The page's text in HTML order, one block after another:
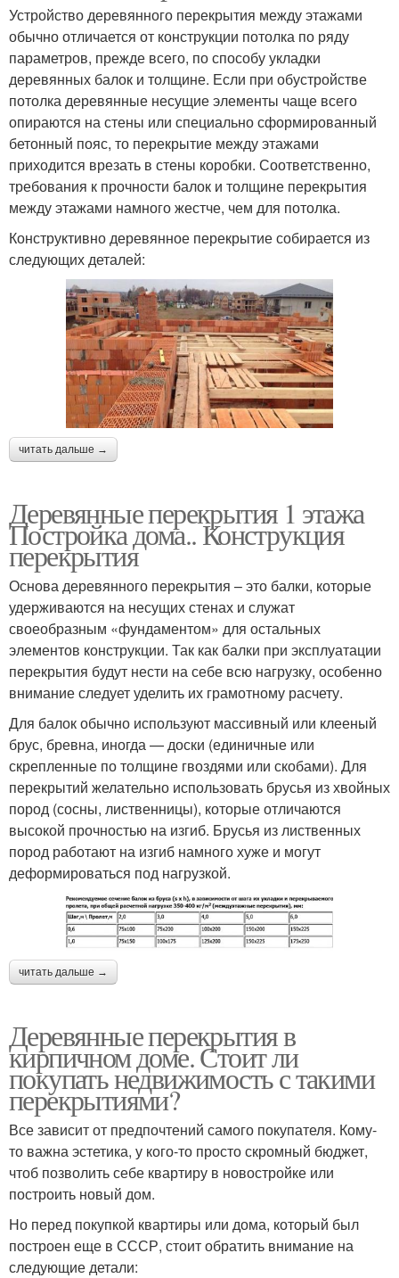
Устройство деревянного перекрытия между этажами
обычно отличается от конструкции потолка по ряду
параметров, прежде всего, по способу укладки
деревянных балок и толщине. Если при обустройстве
потолка деревянные несущие элементы чаще всего
опираются на стены или специально сформированный
бетонный пояс, то перекрытие между этажами
приходится врезать в стены коробки. Соответственно,
требования к прочности балок и толщине перекрытия
между этажами намного жестче, чем для потолка.
Конструктивно деревянное перекрытие собирается из
следующих деталей:
читать дальше →
Деревянные перекрытия 1 этажа
Постройка дома.. Конструкция
перекрытия
Основа деревянного перекрытия – это балки, которые
удерживаются на несущих стенах и служат
своеобразным «фундаментом» для остальных
элементов конструкции. Так как балки при эксплуатации
перекрытия будут нести на себе всю нагрузку, особенно
внимание следует уделить их грамотному расчету.
Для балок обычно используют массивный или клееный
брус, бревна, иногда — доски (единичные или
скрепленные по толщине гвоздями или скобами). Для
перекрытий желательно использовать брусья из хвойных
пород (сосны, лиственницы), которые отличаются
высокой прочностью на изгиб. Брусья из лиственных
пород работают на изгиб намного хуже и могут
деформироваться под нагрузкой.
читать дальше →
Деревянные перекрытия в
кирпичном доме. Стоит ли
покупать недвижимость с такими
перекрытиями?
Все зависит от предпочтений самого покупателя. Кому-
то важна эстетика, у кого-то просто скромный бюджет,
чтоб позволить себе квартиру в новостройке или
построить новый дом.
Но перед покупкой квартиры или дома, который был
построен еще в СССР, стоит обратить внимание на
следующие детали: